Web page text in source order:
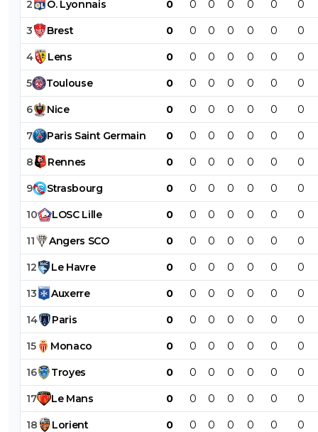
2 O. Lyonnais 0 0 0 0 0 0 0
3 Brest 0 0 0 0 0 0 0
4 Lens 0 0 0 0 0 0 0
5 Toulouse 0 0 0 0 0 0 0
6 Nice 0 0 0 0 0 0 0
7 Paris Saint Germain 0 0 0 0 0 0 0
8 Rennes 0 0 0 0 0 0 0
9 Strasbourg 0 0 0 0 0 0 0
10 LOSC Lille 0 0 0 0 0 0 0
11 Angers SCO 0 0 0 0 0 0 0
12 Le Havre 0 0 0 0 0 0 0
13 Auxerre 0 0 0 0 0 0 0
14 Paris 0 0 0 0 0 0 0
15 Monaco 0 0 0 0 0 0 0
16 Troyes 0 0 0 0 0 0 0
17 Le Mans 0 0 0 0 0 0 0
18 Lorient 0 0 0 0 0 0 0